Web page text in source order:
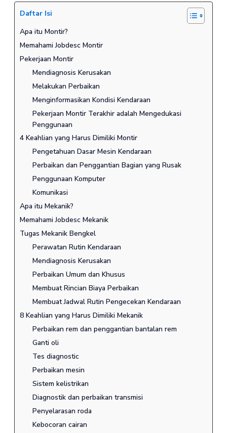
Daftar Isi
Apa itu Montir?
Memahami Jobdesc Montir
Pekerjaan Montir
Mendiagnosis Kerusakan
Melakukan Perbaikan
Menginformasikan Kondisi Kendaraan
Pekerjaan Montir Terakhir adalah Mengedukasi
Penggunaan
4 Keahlian yang Harus Dimiliki Montir
Pengetahuan Dasar Mesin Kendaraan
Perbaikan dan Penggantian Bagian yang Rusak
Penggunaan Komputer
Komunikasi
Apa itu Mekanik?
Memahami Jobdesc Mekanik
Tugas Mekanik Bengkel
Perawatan Rutin Kendaraan
Mendiagnosis Kerusakan
Perbaikan Umum dan Khusus
Membuat Rincian Biaya Perbaikan
Membuat Jadwal Rutin Pengecekan Kendaraan
8 Keahlian yang Harus Dimiliki Mekanik
Perbaikan rem dan penggantian bantalan rem
Ganti oli
Tes diagnostic
Perbaikan mesin
Sistem kelistrikan
Diagnostik dan perbaikan transmisi
Penyelarasan roda
Kebocoran cairan